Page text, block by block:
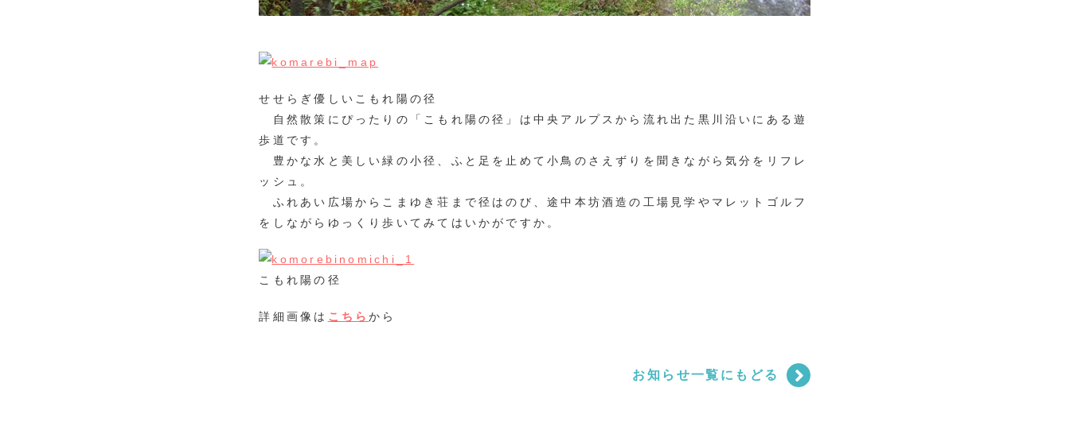
せせらぎ優しいこもれ陽の径
自然散策にぴったりの「こもれ陽の径」は中央アルプスから流れ出た黒川沿いにある遊
歩道です。
豊かな水と美しい緑の小径、ふと足を止めて小鳥のさえずりを聞きながら気分をリフレ
ッシュ。
ふれあい広場からこまゆき荘まで径はのび、途中本坊酒造の工場見学やマレットゴルフ
をしながらゆっくり歩いてみてはいかがですか。
こもれ陽の径
詳細画像は こちらから
お知らせ一覧にもどる